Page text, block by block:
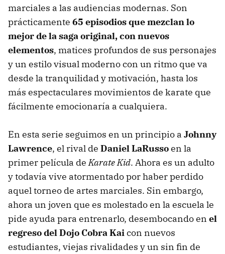
marciales a las audiencias modernas. Son
prácticamente 65 episodios que mezclan lo
mejor de la saga original, con nuevos
elementos, matices profundos de sus personajes
y un estilo visual moderno con un ritmo que va
desde la tranquilidad y motivación, hasta los
más espectaculares movimientos de karate que
fácilmente emocionaría a cualquiera.
En esta serie seguimos en un principio a Johnny
Lawrence, el rival de Daniel LaRussoen la
primer película deKarate Kid. Ahora es un adulto
y todavía vive atormentado por haber perdido
aquel torneo de artes marciales. Sin embargo,
ahora un joven que es molestado en la escuela le
pide ayuda para entrenarlo, desembocando en el
regreso del Dojo Cobra Kaicon nuevos
estudiantes, viejas rivalidades y un sin fin de